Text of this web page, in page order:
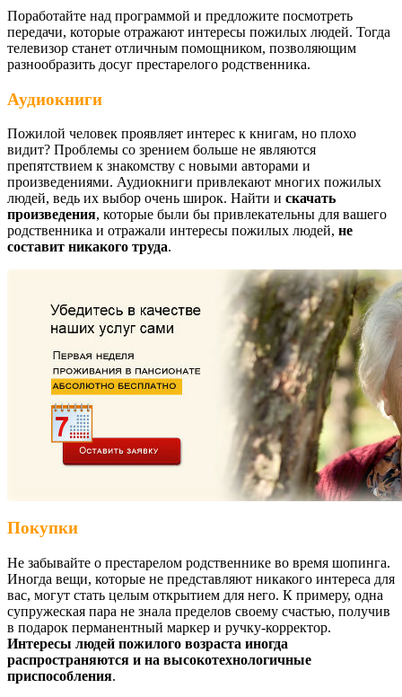
Поработайте над программой и предложите посмотреть
передачи, которые отражают интересы пожилых людей. Тогда
телевизор станет отличным помощником, позволяющим
разнообразить досуг престарелого родственника.
Аудиокниги
Пожилой человек проявляет интерес к книгам, но плохо
видит? Проблемы со зрением больше не являются
препятствием к знакомству с новыми авторами и
произведениями. Аудиокниги привлекают многих пожилых
людей, ведь их выбор очень широк. Найти и скачать
произведения, которые были бы привлекательны для вашего
родственника и отражали интересы пожилых людей, не
составит никакого труда.
Покупки
Не забывайте о престарелом родственнике во время шопинга.
Иногда вещи, которые не представляют никакого интереса для
вас, могут стать целым открытием для него. К примеру, одна
супружеская пара не знала пределов своему счастью, получив
в подарок перманентный маркер и ручку-корректор.
Интересы людей пожилого возраста иногда
распространяются и на высокотехнологичные
приспособления.